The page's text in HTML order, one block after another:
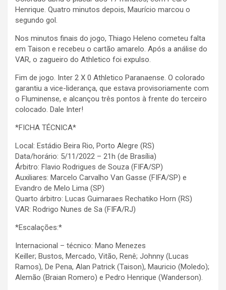
Henrique. Quatro minutos depois, Maurício marcou o
segundo gol.
Nos minutos finais do jogo, Thiago Heleno cometeu falta
em Taison e recebeu o cartão amarelo. Após a análise do
VAR, o zagueiro do Athletico foi expulso.
Fim de jogo. Inter 2 X 0 Athletico Paranaense. O colorado
garantiu a vice-liderança, que estava provisoriamente com
o Fluminense, e alcançou três pontos à frente do terceiro
colocado. Dale Inter!
*FICHA TÉCNICA*
Local: Estádio Beira Rio, Porto Alegre (RS)
Data/horário: 5/11/2022 – 21h (de Brasília)
​Árbitro: Flavio Rodrigues de Souza (FIFA/SP)
Auxiliares: Marcelo Carvalho Van Gasse (FIFA/SP) e
Evandro de Melo Lima (SP)
Quarto árbitro: Lucas Guimaraes Rechatiko Horn (RS)
VAR: Rodrigo Nunes de Sa (FIFA/RJ)
*Escalações:*
Internacional – técnico: Mano Menezes
Keiller; Bustos, Mercado, Vitão, Renê; Johnny (Lucas
Ramos), De Pena, Alan Patrick (Taison), Mauricio (Moledo);
Alemão (Braian Romero) e Pedro Henrique (Wanderson).